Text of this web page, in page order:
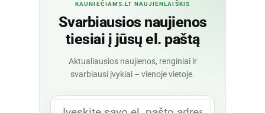
KAUNIEČIAMS.LT NAUJIENLAIŠKIS
Svarbiausios naujienos
tiesiai į jūsų el. paštą
Aktualiausios naujienos, renginiai ir
svarbiausi įvykiai – vienoje vietoje.